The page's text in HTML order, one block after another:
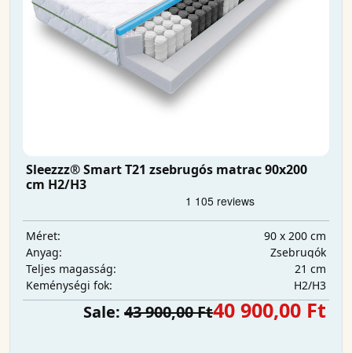
Sleezzz® Smart T21 zsebrugós matrac 90x200
cm H2/H3
Méret:
90 x 200 cm
Anyag:
Zsebrugók
Teljes magasság:
21 cm
Keménységi fok:
H2/H3
Sale: 43 900,00 Ft40 900,00 Ft